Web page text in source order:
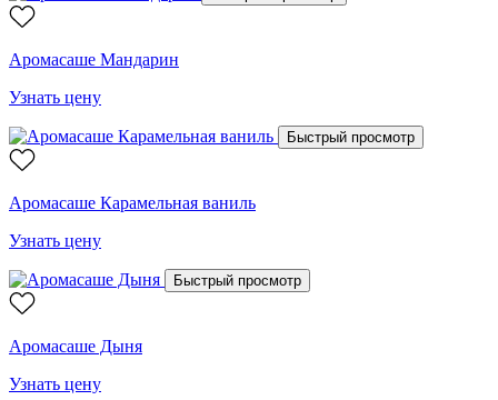
Аромасаше Мандарин
Узнать цену
Быстрый просмотр
Аромасаше Карамельная ваниль
Узнать цену
Быстрый просмотр
Аромасаше Дыня
Узнать цену